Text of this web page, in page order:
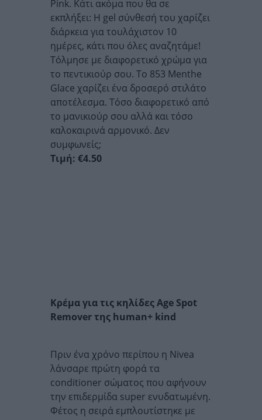
Pink. Κάτι ακόμα που θα σε
εκπλήξει: Η gel σύνθεσή του χαρίζει
διάρκεια για τουλάχιστον 10
ημέρες, κάτι που όλες αναζητάμε!
Τόλμησε με διαφορετικό χρώμα για
το πεντικιούρ σου. Το 853 Menthe
Glace χαρίζει ένα δροσερό στιλάτο
αποτέλεσμα. Τόσο διαφορετικό από
το μανικιούρ σου αλλά και τόσο
καλοκαιρινά αρμονικό. Δεν
συμφωνείς;
Τιμή: €4.50
Κρέμα για τις κηλίδες Age Spot
Remover της human+ kind
Πριν ένα χρόνο περίπου η Nivea
λάνσαρε πρώτη φορά τα
conditioner σώματος που αφήνουν
την επιδερμίδα super ενυδατωμένη.
Φέτος η σειρά εμπλουτίστηκε με